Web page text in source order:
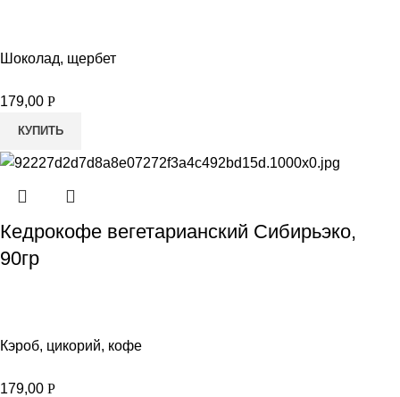
Шоколад, щербет
179,00 Р
КУПИТЬ
Кедрокофе вегетарианский Сибирьэко,
90гр
Кэроб, цикорий, кофе
179,00 Р